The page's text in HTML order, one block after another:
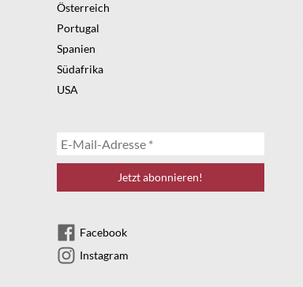
Österreich
Portugal
Spanien
Südafrika
USA
Facebook
Instagram